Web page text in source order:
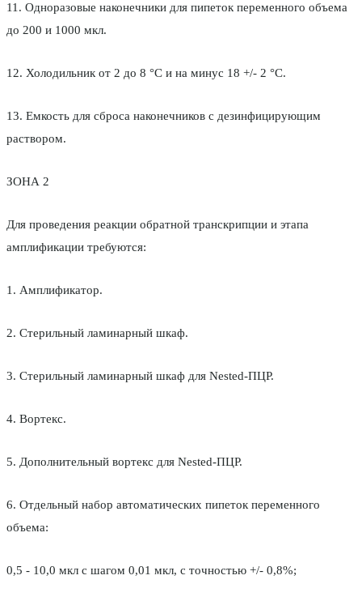
11. Одноразовые наконечники для пипеток переменного объема
до 200 и 1000 мкл.
12. Холодильник от 2 до 8 °С и на минус 18 +/- 2 °С.
13. Емкость для сброса наконечников с дезинфицирующим
раствором.
ЗОНА 2
Для проведения реакции обратной транскрипции и этапа
амплификации требуются:
1. Амплификатор.
2. Стерильный ламинарный шкаф.
3. Стерильный ламинарный шкаф для Nested-ПЦР.
4. Вортекс.
5. Дополнительный вортекс для Nested-ПЦР.
6. Отдельный набор автоматических пипеток переменного
объема:
0,5 - 10,0 мкл с шагом 0,01 мкл, с точностью +/- 0,8%;